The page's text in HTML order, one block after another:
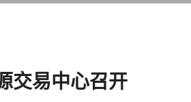
交易中心召开